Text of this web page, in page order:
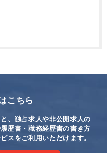
こちら
、独占求人や非公開求人の
履歴書・職務経歴書の書き方
スをご利用いただけます。